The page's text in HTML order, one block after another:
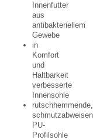
Innenfutter
aus
antibakteriellem
Gewebe
in
Komfort
und
Haltbarkeit
verbesserte
Innensohle
rutschhemmende,
PU-
Profilsohle